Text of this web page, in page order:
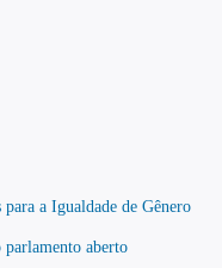
a Igualdade de Gênero
parlamento aberto